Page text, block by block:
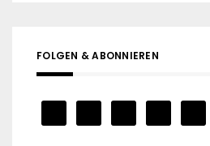
FOLGEN & ABONNIEREN